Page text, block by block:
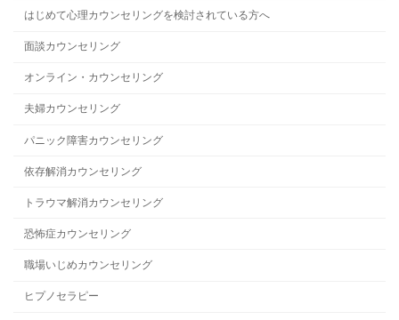
はじめて心理カウンセリングを検討されている方へ
面談カウンセリング
オンライン・カウンセリング
夫婦カウンセリング
パニック障害カウンセリング
依存解消カウンセリング
トラウマ解消カウンセリング
恐怖症カウンセリング
職場いじめカウンセリング
ヒプノセラピー